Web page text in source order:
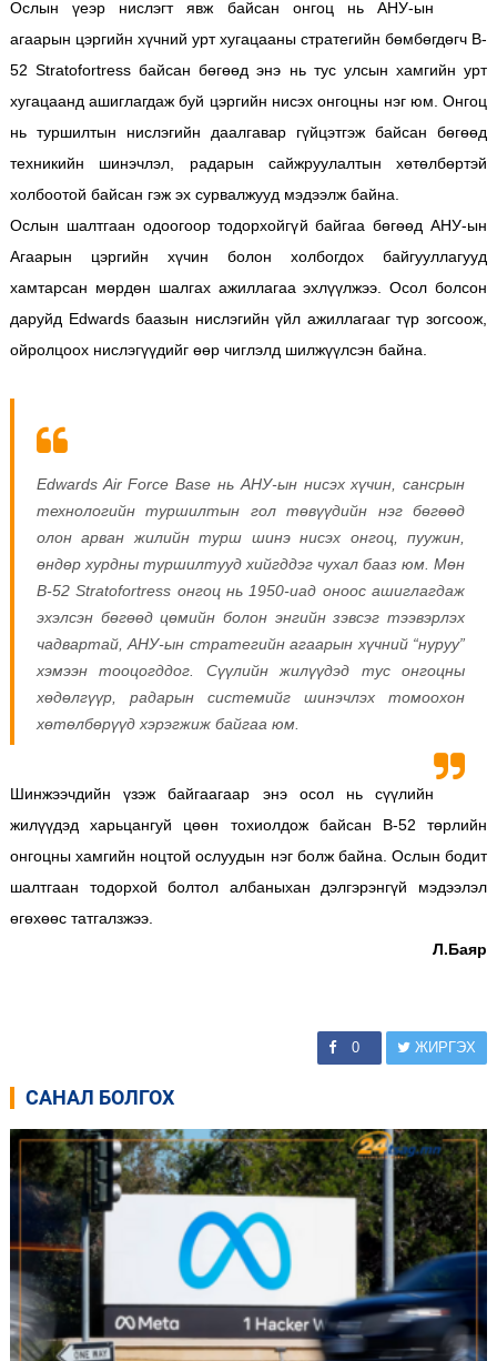
Ослын үеэр нислэгт явж байсан онгоц нь АНУ-ын
агаарын цэргийн хүчний урт хугацааны стратегийн бөмбөгдөгч B-
52 Stratofortress байсан бөгөөд энэ нь тус улсын хамгийн урт
хугацаанд ашиглагдаж буй цэргийн нисэх онгоцны нэг юм. Онгоц
нь туршилтын нислэгийн даалгавар гүйцэтгэж байсан бөгөөд
техникийн шинэчлэл, радарын сайжруулалтын хөтөлбөртэй
холбоотой байсан гэж эх сурвалжууд мэдээлж байна.
Ослын шалтгаан одоогоор тодорхойгүй байгаа бөгөөд АНУ-ын
Агаарын цэргийн хүчин болон холбогдох байгууллагууд
хамтарсан мөрдөн шалгах ажиллагаа эхлүүлжээ. Осол болсон
даруйд Edwards баазын нислэгийн үйл ажиллагааг түр зогсоож,
ойролцоох нислэгүүдийг өөр чиглэлд шилжүүлсэн байна.
Edwards Air Force Base нь АНУ-ын нисэх хүчин, сансрын
технологийн туршилтын гол төвүүдийн нэг бөгөөд
олон арван жилийн турш шинэ нисэх онгоц, пуужин,
өндөр хурдны туршилтууд хийгддэг чухал бааз юм.Мөн
B-52 Stratofortress онгоц нь 1950-иад оноос ашиглагдаж
эхэлсэн бөгөөд цөмийн болон энгийн зэвсэг тээвэрлэх
чадвартай, АНУ-ын стратегийн агаарын хүчний “нуруу”
хэмээн тооцогддог. Сүүлийн жилүүдэд тус онгоцны
хөдөлгүүр, радарын системийг шинэчлэх томоохон
хөтөлбөрүүд хэрэгжиж байгаа юм.
Шинжээчдийн үзэж байгаагаар энэ осол нь сүүлийн
жилүүдэд харьцангуй цөөн тохиолдож байсан B-52 төрлийн
онгоцны хамгийн ноцтой ослуудын нэг болж байна. Ослын бодит
шалтгаан тодорхой болтол албаныхан дэлгэрэнгүй мэдээлэл
өгөхөөс татгалзжээ.
Л.Баяр
0 ЖИРГЭХ
САНАЛ БОЛГОХ